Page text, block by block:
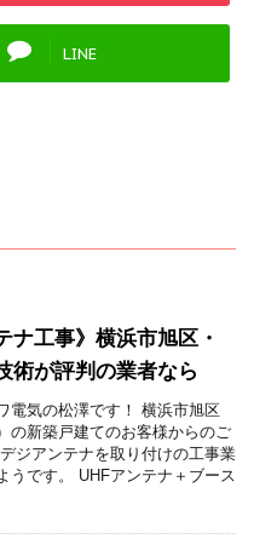
LINE
ナ工事》横浜市旭区・
術が評判の業者なら
電気の松澤です！ 横浜市旭区
の新築戸建てのお客様からのご
ジアンテナを取り付けの工事業
うです。 UHFアンテナ＋ブース